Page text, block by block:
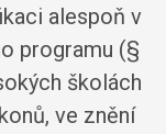
alespoň v
programu (§
školách
ve znění